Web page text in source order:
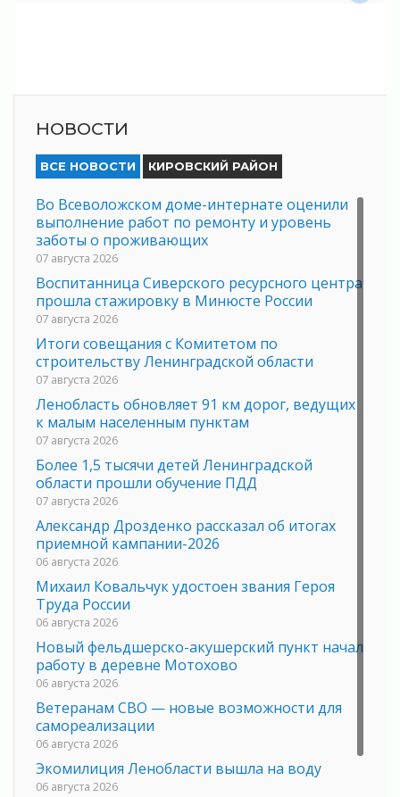
НОВОСТИ
ВСЕ НОВОСТИ КИРОВСКИЙ РАЙОН
Во Всеволожском доме-интернате оценили
выполнение работ по ремонту и уровень
заботы о проживающих
07 августа 2026
Воспитанница Сиверского ресурсного центра
прошла стажировку в Минюсте России
07 августа 2026
Итоги совещания с Комитетом по
строительству Ленинградской области
07 августа 2026
Ленобласть обновляет 91 км дорог, ведущих
к малым населенным пунктам
07 августа 2026
Более 1,5 тысячи детей Ленинградской
области прошли обучение ПДД
07 августа 2026
Александр Дрозденко рассказал об итогах
приемной кампании-2026
06 августа 2026
Михаил Ковальчук удостоен звания Героя
Труда России
06 августа 2026
Новый фельдшерско-акушерский пункт начал
работу в деревне Мотохово
06 августа 2026
Ветеранам СВО — новые возможности для
самореализации
06 августа 2026
Экомилиция Ленобласти вышла на воду
06 августа 2026